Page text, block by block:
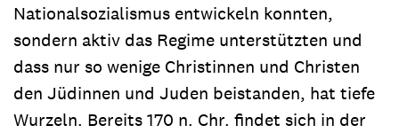
Nationalsozialismus entwickeln konnten,
sondern aktiv das Regime unterstützten und
dass nur so wenige Christinnen und Christen
den Jüdinnen und Juden beistanden, hat tiefe
Wurzeln. Bereits 170 n. Chr. findet sich in der